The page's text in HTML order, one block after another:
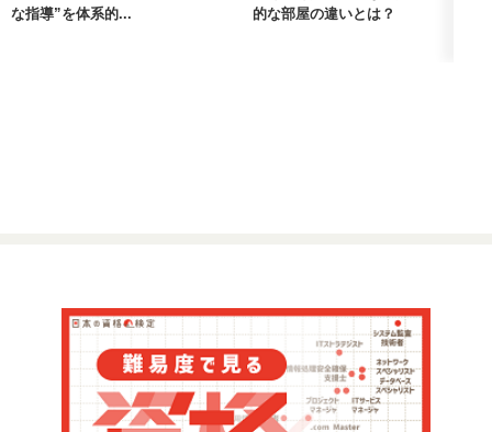
な指導”を体系的...
的な部屋の違いとは？